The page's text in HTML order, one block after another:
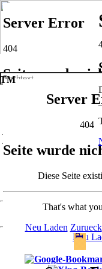
Server Error
404
Seite wurde
Diese Seite existiert nicht.
That's what you can do
Neu Laden Zurueck
Seite
Neu
Es wurden
TM
Server
404
Seite wurde
Diese Seite
That's what
Neu Laden Zurueck